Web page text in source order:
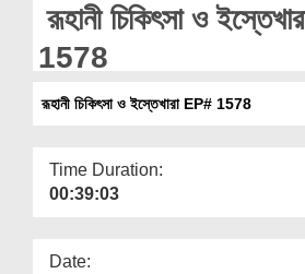
রূহানী চিকিৎসা ও
1578
রূহানী চিকিৎসা ও ইস্তেখারা EP# 1578
Time Duration:
00:39:03
Date: